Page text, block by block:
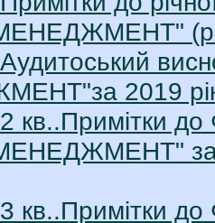
Аудитоський
2019
кв..Примітки
за
кв..Примітки